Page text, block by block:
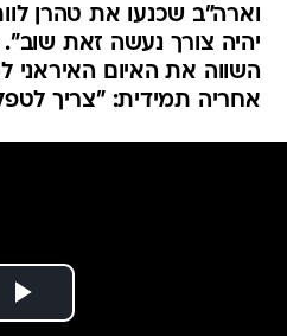
וארה"ב שכנעו את טהרן
יהיה צורך נעשה זאת שוב".
השווה את האיום האיראני
אחריה תמידית: "צריך